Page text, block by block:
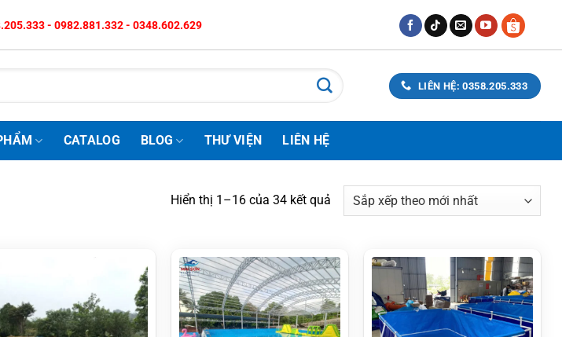
- 0982.881.332 - 0348.602.629
LIÊN HỆ: 0358.205.333
CATALOG BLOG THƯ VIỆN LIÊN HỆ
Hiển thị 1–16 của 34 kết quảĐã
sắp
theo
mới
nhất